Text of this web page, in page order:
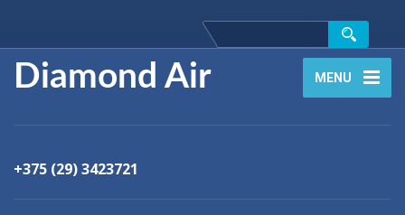
Diamond Air MENU
+375 (29) 3423721